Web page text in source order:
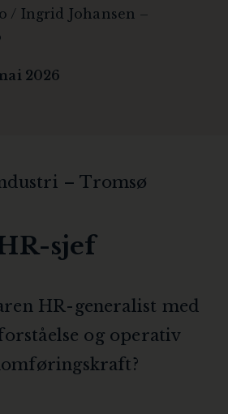
/ Ingrid Johansen –
2026
– Tromsø
sjef
HR-generalist med
og operativ